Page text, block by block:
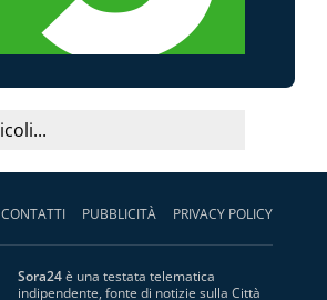
CONTATTI PUBBLICITÀ PRIVACY POLICY
Sora24è una testata telematica
indipendente, fonte di notizie sulla Città